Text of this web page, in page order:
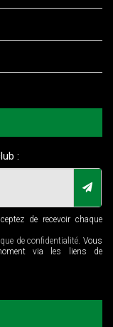
:
de recevoir chaque
de confidentialité. Vous
via les liens de